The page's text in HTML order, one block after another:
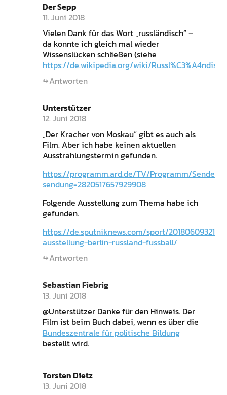
Der Sepp
11. Juni 2018
Vielen Dank für das Wort „russländisch“ –
da konnte ich gleich mal wieder
Wissenslücken schließen (siehe
https://de.wikipedia.org/wiki/Russl%C3%A4ndisch
Antworten
Unterstützer
12. Juni 2018
„Der Kracher von Moskau“ gibt es auch als
Film. Aber ich habe keinen aktuellen
Ausstrahlungstermin gefunden.
https://programm.ard.de/TV/Programm/Sender/?
sendung=2820517657929908
Folgende Ausstellung zum Thema habe ich
gefunden.
https://de.sputniknews.com/sport/
ausstellung-berlin-russland-fussball/
Antworten
Sebastian Fiebrig
13. Juni 2018
@Unterstützer Danke für den Hinweis. Der
Film ist beim Buch dabei, wenn es über die
Bundeszentrale für politische Bildung
bestellt wird.
Torsten Dietz
13. Juni 2018